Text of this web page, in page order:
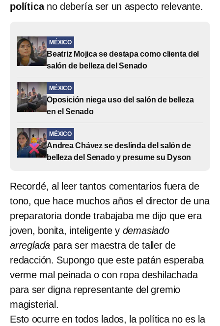
políticano debería ser un aspecto relevante.
MÉXICO
Beatriz Mojica se destapa como clienta del
salón de belleza del Senado
MÉXICO
Oposición niega uso del salón de belleza
en el Senado
MÉXICO
Andrea Chávez se deslinda del salón de
belleza del Senado y presume su Dyson
Recordé, al leer tantos comentarios fuera de
tono, que hace muchos años el director de una
preparatoria donde trabajaba me dijo que era
joven, bonita, inteligente y demasiado
arreglada para ser maestra de taller de
redacción. Supongo que este patán esperaba
verme mal peinada o con ropa deshilachada
para ser digna representante del gremio
magisterial.
Esto ocurre en todos lados, la política no es la